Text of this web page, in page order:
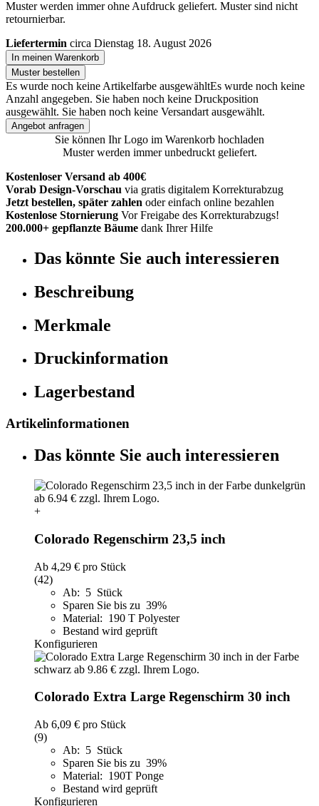
Muster werden immer ohne Aufdruck geliefert. Muster sind nicht
retournierbar.
Liefertermin circa Dienstag 18. August 2026
In meinen Warenkorb
Muster bestellen
Es wurde noch keine Artikelfarbe ausgewähltEs wurde noch keine
Anzahl angegeben. Sie haben noch keine Druckposition
ausgewählt. Sie haben noch keine Versandart ausgewählt.
Angebot anfragen
Sie können Ihr Logo im Warenkorb hochladen
Muster werden immer unbedruckt geliefert.
Kostenloser Versand ab 400€
Vorab Design-Vorschau via gratis digitalem Korrekturabzug
Jetzt bestellen, später zahlen oder einfach online bezahlen
Kostenlose Stornierung Vor Freigabe des Korrekturabzugs!
200.000+ gepflanzte Bäume dank Ihrer Hilfe
Das könnte Sie auch interessieren
Beschreibung
Merkmale
Druckinformation
Lagerbestand
Artikelinformationen
Das könnte Sie auch interessieren
+
Colorado Regenschirm 23,5 inch
Ab 4,29 € pro Stück
(42)
Ab: 5 Stück
Sparen Sie bis zu 39%
Material: 190 T Polyester
Bestand wird geprüft
Konfigurieren
Colorado Extra Large Regenschirm 30 inch
Ab 6,09 € pro Stück
(9)
Ab: 5 Stück
Sparen Sie bis zu 39%
Material: 190T Ponge
Bestand wird geprüft
Konfigurieren